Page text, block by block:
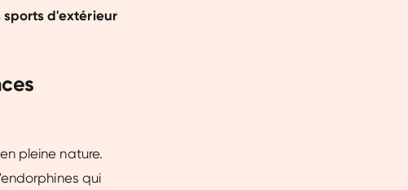
sports d'extérieur
pleine nature.
qui